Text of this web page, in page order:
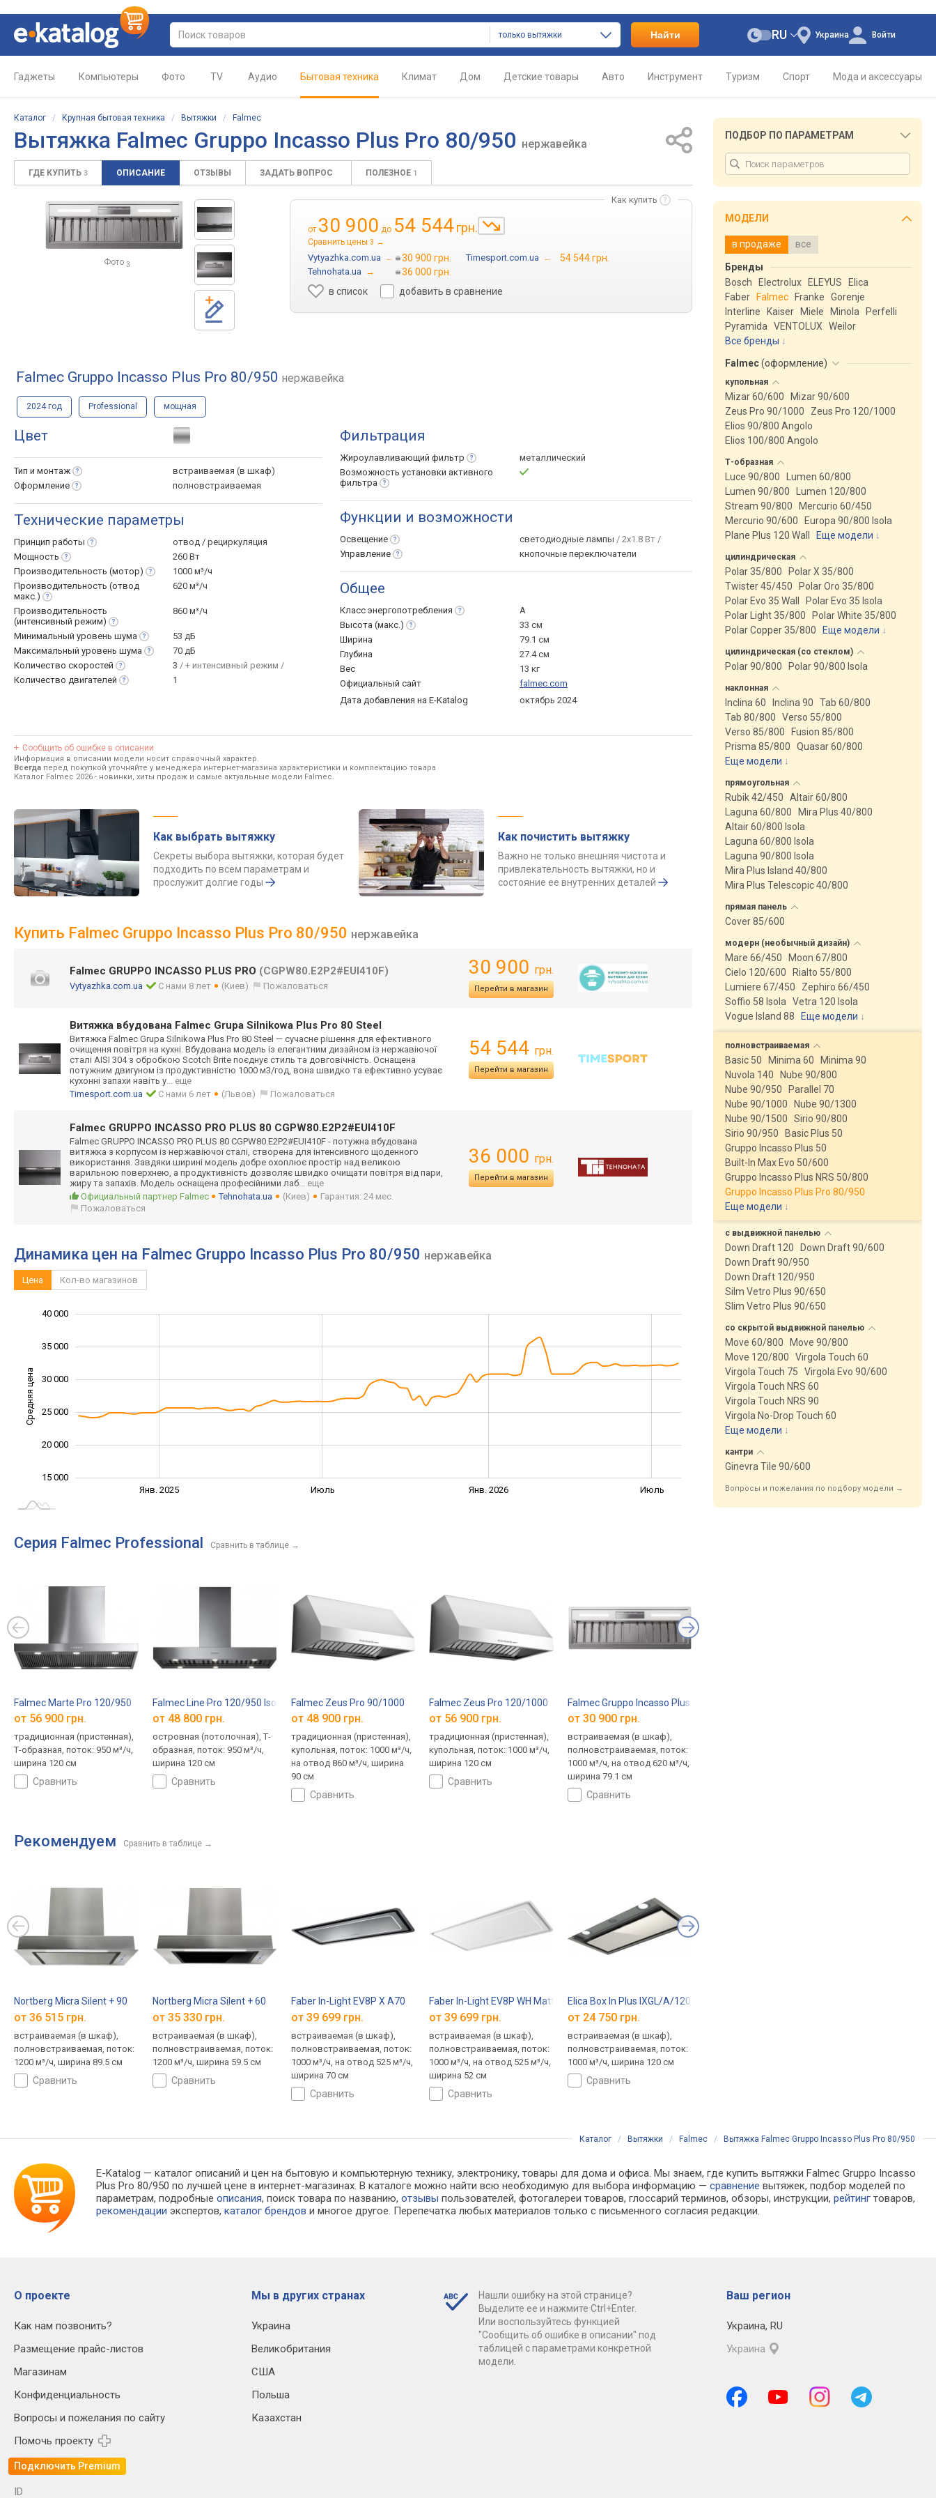
только вытяжки Найти Украина
RU Войти
Гаджеты Компьютеры Фото TV Аудио Бытовая техника Климат Дом Детские товары Авто Инструмент Туризм Спорт Мода и аксессуары
Каталог / Крупная бытовая техника / Вытяжки / Falmec
Вытяжка Falmec Gruppo Incasso Plus Pro 80/950 нержавейка
ГДЕ КУПИТЬ 3 ОПИСАНИЕ ОТЗЫВЫ ЗАДАТЬ ВОПРОС ПОЛЕЗНОЕ 1
Фото 3
Как купить
от 30 900 до 54 544грн.
Сравнить цены 3 →
Vytyazhka.com.ua → 30 900 грн. Timesport.com.ua → 54 544 грн.
Tehnohata.ua →
36 000 грн.
в список
добавить в сравнение
Falmec Gruppo Incasso Plus Pro 80/950 нержавейка
2024 год Professional мощная
Цвет
Тип и монтаж
встраиваемая (в шкаф)
Оформление
полновстраиваемая
Технические параметры
Принцип работы
отвод / рециркуляция
Мощность
260 Вт
Производительность (мотор)
1000 м³/ч
Производительность (отвод
макс.)
620 м³/ч
Производительность
(интенсивный режим)
860 м³/ч
Минимальный уровень шума
53 дБ
Максимальный уровень шума
70 дБ
Количество скоростей 3 / + интенсивный режим /
Количество двигателей 1
Фильтрация
Жироулавливающий фильтр
металлический
Возможность установки активного
фильтра
Функции и возможности
Освещение светодиодные лампы / 2x1.8 Вт /
Управление
кнопочные переключатели
Общее
Класс энергопотребления
A
Высота (макс.)
33 см
Ширина
79.1 см
Глубина
27.4 см
Вес
13 кг
Официальный сайт
falmec.com
Дата добавления на E-Katalog
октябрь 2024
Сообщить об ошибке в описании
Информация в описании модели носит справочный характер.
Всегда перед покупкой уточняйте у менеджера интернет-магазина характеристики и комплектацию товара
Каталог Falmec 2026 - новинки, хиты продаж и самые актуальные модели Falmec.
Как выбрать вытяжку
Секреты выбора вытяжки, которая будет
подходить по всем параметрам и
прослужит долгие годы
Как почистить вытяжку
Важно не только внешняя чистота и
привлекательность вытяжки, но и
состояние ее внутренних деталей
Купить Falmec Gruppo Incasso Plus Pro 80/950 нержавейка
Falmec GRUPPO INCASSO PLUS PRO (CGPW80.E2P2#EUI410F)
Vytyazhka.com.ua С нами 8 лет (Киев) Пожаловаться
30 900 грн.
Перейти в магазин
Витяжка вбудована Falmec Grupa Silnikowa Plus Pro 80 Steel
Витяжка Falmec Grupa Silnikowa Plus Pro 80 Steel — сучасне рішення для ефективного
очищення повітря на кухні. Вбудована модель із елегантним дизайном із нержавіючої
сталі AISI 304 з обробкою Scotch Brite поєднує стиль та довговічність. Оснащена
потужним двигуном із продуктивністю 1000 м3/год, вона швидко та ефективно усуває
кухонні запахи навіть у... еще
Timesport.com.ua
С нами 6 лет (Львов) Пожаловаться
54 544 грн.
Перейти в магазин
Falmec GRUPPO INCASSO PRO PLUS 80 CGPW80.E2P2#EUI410F
Falmec GRUPPO INCASSO PRO PLUS 80 CGPW80.E2P2#EUI410F - потужна вбудована
витяжка з корпусом із нержавіючої сталі, створена для інтенсивного щоденного
використання. Завдяки ширині модель добре охоплює простір над великою
варильною поверхнею, а продуктивність дозволяє швидко очищати повітря від пари,
жиру та запахів. Модель оснащена професійними лаб... еще
Официальный партнер Falmec
Tehnohata.ua (Киев)
Гарантия: 24 мес.
Пожаловаться
36 000 грн.
Перейти в магазин
Динамика цен на Falmec Gruppo Incasso Plus Pro 80/950 нержавейка
Цена Кол-во магазинов
Средняя цена
15 000
20 000
25 000
30 000
35 000
40 000
Янв. 2025 Янв. 2026
Июль Июль
Серия Falmec Professional Сравнить в таблице →
Falmec Marte Pro 120/950
от 56 900 грн.
традиционная (пристенная),
Т-образная, поток: 950 м³/ч,
ширина 120 см
сравнить
Falmec Line Pro 120/950 Isola
от 48 800 грн.
островная (потолочная), Т-
образная, поток: 950 м³/ч,
ширина 120 см
сравнить
Falmec Zeus Pro 90/1000
от 48 900 грн.
традиционная (пристенная),
купольная, поток: 1000 м³/ч,
на отвод 860 м³/ч, ширина
90 см
сравнить
Falmec Zeus Pro 120/1000
от 56 900 грн.
традиционная (пристенная),
купольная, поток: 1000 м³/ч,
ширина 120 см
сравнить
Falmec Gruppo Incasso Plus Pro 80/950
от 30 900 грн.
встраиваемая (в шкаф),
полновстраиваемая, поток:
1000 м³/ч, на отвод 620 м³/ч,
ширина 79.1 см
сравнить
Рекомендуем Сравнить в таблице →
Nortberg Micra Silent + 90
от 36 515 грн.
встраиваемая (в шкаф),
полновстраиваемая, поток:
1200 м³/ч, ширина 89.5 см
сравнить
Nortberg Micra Silent + 60
от 35 330 грн.
встраиваемая (в шкаф),
полновстраиваемая, поток:
1200 м³/ч, ширина 59.5 см
сравнить
Faber In-Light EV8P X A70
от 39 699 грн.
встраиваемая (в шкаф),
полновстраиваемая, поток:
1000 м³/ч, на отвод 525 м³/ч,
ширина 70 см
сравнить
Faber In-Light EV8P WH Matt A52
от 39 699 грн.
встраиваемая (в шкаф),
полновстраиваемая, поток:
1000 м³/ч, на отвод 525 м³/ч,
ширина 52 см
сравнить
Elica Box In Plus IXGL/A/120
от 24 750 грн.
встраиваемая (в шкаф),
полновстраиваемая, поток:
1000 м³/ч, ширина 120 см
сравнить
ПОДБОР ПО ПАРАМЕТРАМ
МОДЕЛИ
в продаже все
Бренды
Bosch
Electrolux ELEYUS
Elica
Faber
Falmec Franke
Gorenje
Interline
Kaiser Miele Minola
Perfelli
Pyramida
VENTOLUX
Weilor
Все бренды
Falmec(оформление)
купольная
Mizar 60/600
Mizar 90/600
Zeus Pro 90/1000
Zeus Pro 120/1000
Elios 90/800 Angolo
Elios 100/800 Angolo
Т-образная
Luce 90/800
Lumen 60/800
Lumen 90/800
Lumen 120/800
Stream 90/800
Mercurio 60/450
Mercurio 90/600
Europa 90/800 Isola
Plane Plus 120 Wall
Еще модели ↓
цилиндрическая
Polar 35/800
Polar X 35/800
Twister 45/450
Polar Oro 35/800
Polar Evo 35 Wall
Polar Evo 35 Isola
Polar Light 35/800
Polar White 35/800
Polar Copper 35/800
Еще модели ↓
цилиндрическая (со стеклом)
Polar 90/800 Polar 90/800 Isola
наклонная
Inclina 60 Inclina 90
Tab 60/800
Tab 80/800
Verso 55/800
Verso 85/800
Fusion 85/800
Prisma 85/800
Quasar 60/800
Еще модели ↓
прямоугольная
Rubik 42/450
Altair 60/800
Laguna 60/800
Mira Plus 40/800
Altair 60/800 Isola
Laguna 60/800 Isola
Laguna 90/800 Isola
Mira Plus Island 40/800
Mira Plus Telescopic 40/800
прямая панель
Cover 85/600
модерн (необычный дизайн)
Mare 66/450
Moon 67/800
Cielo 120/600
Rialto 55/800
Lumiere 67/450
Zephiro 66/450
Soffio 58 Isola
Vetra 120 Isola
Vogue Island 88
Еще модели ↓
полновстраиваемая
Basic 50 Minima 60
Minima 90
Nuvola 140
Nube 90/800
Nube 90/950
Parallel 70
Nube 90/1000
Nube 90/1300
Nube 90/1500
Sirio 90/800
Sirio 90/950
Basic Plus 50
Gruppo Incasso Plus 50
Built-In Max Evo 50/600
Gruppo Incasso Plus NRS 50/800
Gruppo Incasso Plus Pro 80/950
Еще модели ↓
с выдвижной панелью
Down Draft 120
Down Draft 90/600
Down Draft 90/950
Down Draft 120/950
Silm Vetro Plus 90/650
Slim Vetro Plus 90/650
со скрытой выдвижной панелью
Move 60/800
Move 90/800
Move 120/800
Virgola Touch 60
Virgola Touch 75
Virgola Evo 90/600
Virgola Touch NRS 60
Virgola Touch NRS 90
Virgola No-Drop Touch 60
Еще модели ↓
кантри
Ginevra Tile 90/600
Вопросы и пожелания по подбору модели →
Каталог / Вытяжки / Falmec / Вытяжка Falmec Gruppo Incasso Plus Pro 80/950
E-Katalog — каталог описаний и цен на бытовую и компьютерную технику, электронику, товары для дома и офиса. Мы знаем, где купить вытяжки Falmec Gruppo Incasso
Plus Pro 80/950 по лучшей цене в интернет-магазинах. В каталоге можно найти всю необходимую для выбора информацию —сравнение вытяжек, подбор моделей по
параметрам, подробныеописания, поиск товара по названию,отзывы пользователей, фотогалереи товаров, глоссарий терминов, обзоры, инструкции,рейтинг товаров,
рекомендации экспертов,каталог брендов и многое другое. Перепечатка любых материалов только с письменного согласия редакции.
О проекте
Как нам позвонить?
Размещение прайс-листов
Магазинам
Конфиденциальность
Вопросы и пожелания по сайту
Помочь проекту
Подключить Premium
Мы в других странах
Украина
Великобритания
США
Польша
Казахстан
Нашли ошибку на этой странице?
Выделите ее и нажмите Ctrl+Enter.
Или воспользуйтесь функцией
"Сообщить об ошибке в описании" под
таблицей с параметрами конкретной
модели.
Ваш регион
Украина, RU
Украина
ID